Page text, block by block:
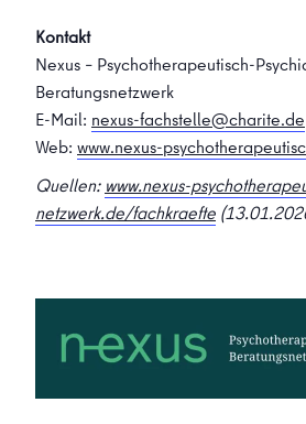
Kontakt
Nexus – Psychotherapeutisch-
Beratungsnetzwerk
E-Mail: nexus-fachstelle@charite.de
Web: www.nexus-
Quellen: www.nexus-
netzwerk.de/fachkraefte